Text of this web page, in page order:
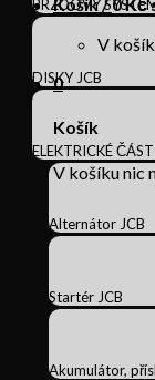
V
0
Košík
V košíku nic
BRZDOVÝ
DISKY JCB
ELEKTRICKÉ
Alternátor JCB
Startér JCB
Akumulátor,